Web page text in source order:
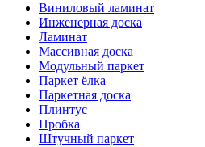
Виниловый ламинат
Инженерная доска
Ламинат
Массивная доска
Модульный паркет
Паркет ёлка
Паркетная доска
Плинтус
Пробка
Штучный паркет